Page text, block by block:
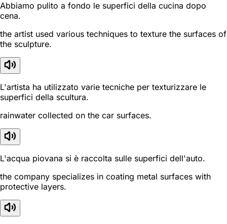
Abbiamo pulito a fondo le superfici della cucina dopo
cena.
the artist used various techniques to texture the surfaces of
the sculpture.
L'artista ha utilizzato varie tecniche per texturizzare le
superfici della scultura.
rainwater collected on the car surfaces.
L'acqua piovana si è raccolta sulle superfici dell'auto.
the company specializes in coating metal surfaces with
protective layers.